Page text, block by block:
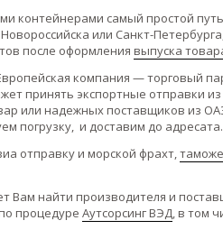
контейнерами самый простой
или Санкт-
после оформления выпуска
компания — торговый
принять экспортные отправки
или надежных поставщиков из
погрузку, и доставим до адресата.
отправку и морской фрахт,
Вам найти производителя и
процедуре Аутсорсинг ВЭД, в том